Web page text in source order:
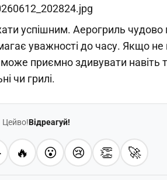
успішним. Аерогриль чудово
уважності до часу. Якщо не
приємно здивувати навіть
чи грилі.
Цейво!Відреагуй!
🔥 😮 😢 👏 🚀